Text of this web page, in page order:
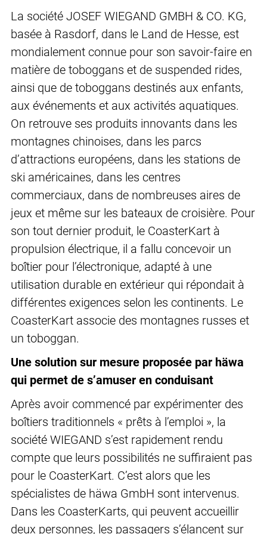
La société JOSEF WIEGAND GMBH & CO. KG,
basée à Rasdorf, dans le Land de Hesse, est
mondialement connue pour son savoir-faire en
matière de toboggans et de suspended rides,
ainsi que de toboggans destinés aux enfants,
aux événements et aux activités aquatiques.
On retrouve ses produits innovants dans les
montagnes chinoises, dans les parcs
d’attractions européens, dans les stations de
ski américaines, dans les centres
commerciaux, dans de nombreuses aires de
jeux et même sur les bateaux de croisière. Pour
son tout dernier produit, le CoasterKart à
propulsion électrique, il a fallu concevoir un
boîtier pour l’électronique, adapté à une
utilisation durable en extérieur qui répondait à
différentes exigences selon les continents. Le
CoasterKart associe des montagnes russes et
un toboggan.
Une solution sur mesure proposée par häwa
qui permet de s’amuser en conduisant
Après avoir commencé par expérimenter des
boîtiers traditionnels « prêts à l’emploi », la
société WIEGAND s’est rapidement rendu
compte que leurs possibilités ne suffiraient pas
pour le CoasterKart. C’est alors que les
spécialistes de häwa GmbH sont intervenus.
Dans les CoasterKarts, qui peuvent accueillir
deux personnes, les passagers s’élancent sur